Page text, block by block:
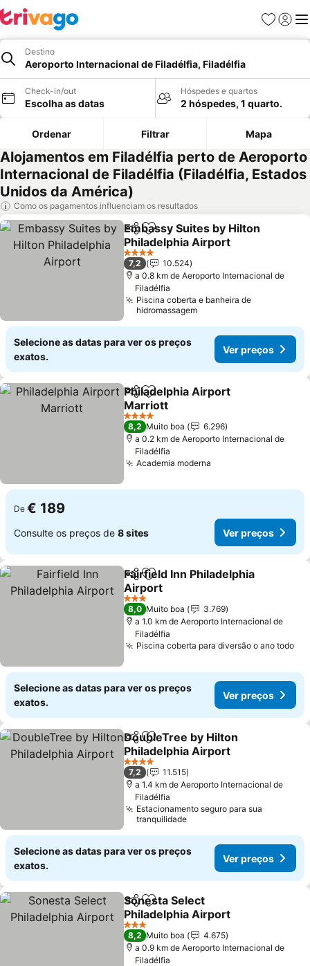
Favoritos
Iniciar
Destino
Aeroporto Internacional de Filadélfia, Filadélfia
Check-in/out
Escolha as datas
Hóspedes e quartos
2 hóspedes, 1 quarto.
Ordenar Filtrar Mapa
Alojamentos em Filadélfia perto de Aeroporto
Internacional de Filadélfia (Filadélfia, Estados
Unidos da América)
Como os pagamentos influenciam os resultados
PartilharAdicionar aos favoritos
Embassy Suites by Hilton
Philadelphia Airport
4 Estrelas
7,2
10.524
a 0.8 km de Aeroporto Internacional de
Filadélfia
Piscina coberta e banheira de
hidromassagem
Selecione as datas para ver os preços
exatos.
Ver preços
PartilharAdicionar aos favoritos
Philadelphia Airport
Marriott
4 Estrelas
8,2 Muito boa
6.296
a 0.2 km de Aeroporto Internacional de
Filadélfia
Academia moderna
De € 189
Consulte os preços de 8 sites Ver preços
PartilharAdicionar aos favoritos
Fairfield Inn Philadelphia
Airport
3 Estrelas
8,0 Muito boa
3.769
a 1.0 km de Aeroporto Internacional de
Filadélfia
Piscina coberta para diversão o ano todo
Selecione as datas para ver os preços
exatos.
Ver preços
PartilharAdicionar aos favoritos
DoubleTree by Hilton
Philadelphia Airport
4 Estrelas
7,2
11.515
a 1.4 km de Aeroporto Internacional de
Filadélfia
Estacionamento seguro para sua
tranquilidade
Selecione as datas para ver os preços
exatos.
Ver preços
PartilharAdicionar aos favoritos
Sonesta Select
Philadelphia Airport
3 Estrelas
8,2 Muito boa
4.675
a 0.9 km de Aeroporto Internacional de
Filadélfia